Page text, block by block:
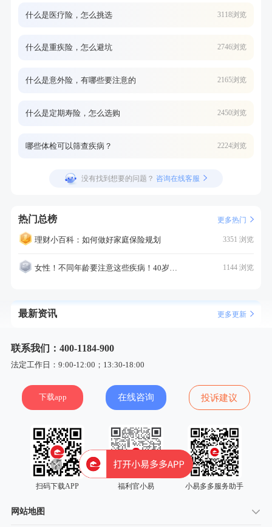
什么是医疗险，怎么挑选 3118浏览
什么是重疾险，怎么避坑 2746浏览
什么是意外险，有哪些要注意的 2165浏览
什么是定期寿险，怎么选购 2450浏览
哪些体检可以筛查疾病？ 2224浏览
没有找到想要的问题？ 咨询在线客服
热门总榜 更多热门
理财小百科：如何做好家庭保险规划 3351 浏览
女性！不同年龄要注意这些疾病！40岁的这个疾病最需要注意！ 1144 浏览
最新资讯 更多更新
联系我们：400-1184-900
法定工作日：9:00-12:00；13:30-18:00
下载app 在线咨询 投诉建议
扫码下载APP 福利官小易 小易多多服务助手
网站地图